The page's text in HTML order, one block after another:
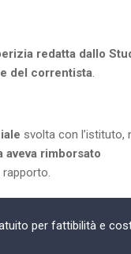
redatta dallo
del correntista.
svolta con l’istituto,
aveva rimborsato
per fattibilità e